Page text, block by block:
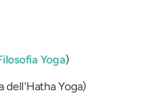
Yoga)
dell'Hatha Yoga)